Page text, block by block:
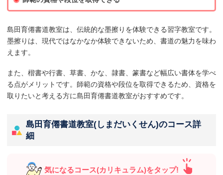
島田育僊書道教室は、伝統的な墨擦りを体験できる習字教室です。
墨擦りは、現代ではなかなか体験できないため、書道の魅力を味わ
えます。
また、楷書や行書、草書、かな、隷書、篆書など幅広い書体を学べ
る点がメリットです。師範の資格や段位を取得できるため、資格を
取りたいと考える方に島田育僊書道教室がおすすめです。
島田育僊書道教室(しまだいくせん)のコース詳
細
気になるコース(カリキュラム)をタップ!